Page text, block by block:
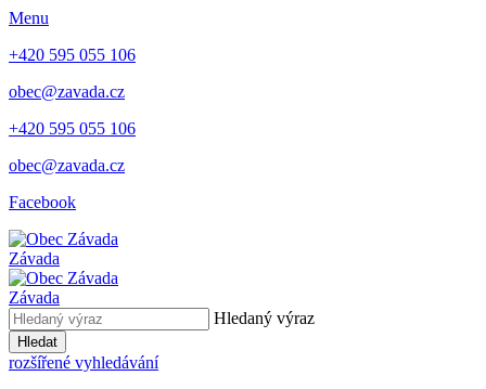
Menu
+420 595 055 106
obec@zavada.cz
+420 595 055 106
obec@zavada.cz
Facebook
Závada
Závada
Hledaný výraz
Hledat
rozšířené vyhledávání